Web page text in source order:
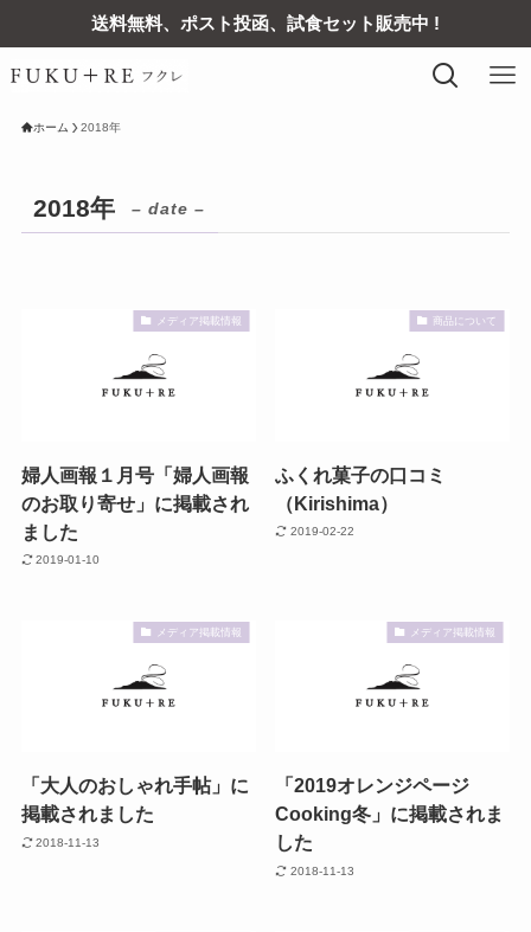
送料無料、ポスト投函、試食セット販売中 !
ホーム 2018年
2018年 – date –
メディア掲載情報
婦人画報１月号「婦人画報
のお取り寄せ」に掲載され
ました
2019-01-10
商品について
ふくれ菓子の口コミ
（Kirishima）
2019-02-22
メディア掲載情報
「大人のおしゃれ手帖」に
掲載されました
2018-11-13
メディア掲載情報
「2019オレンジページ
Cooking冬」に掲載されま
した
2018-11-13